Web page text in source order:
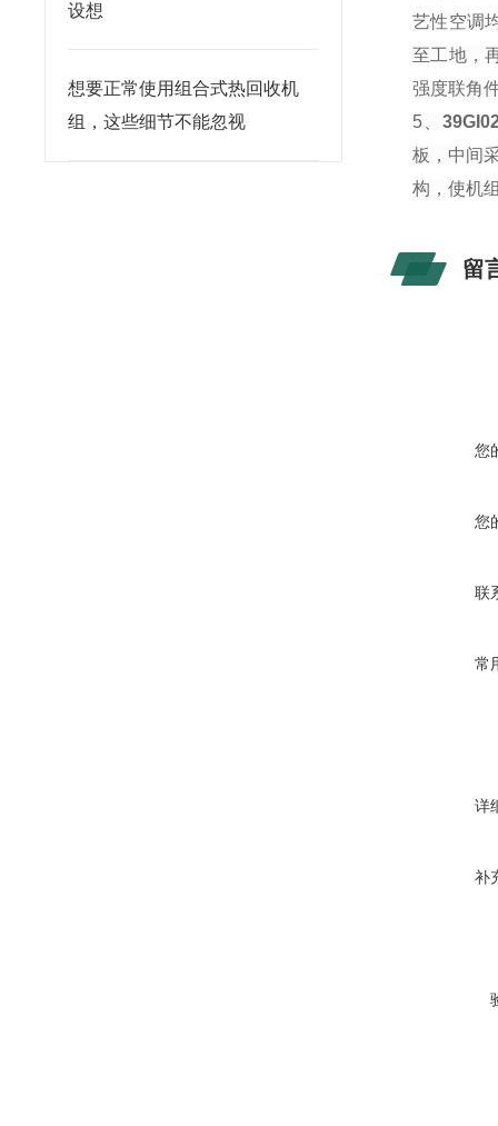
设想
想要正常使用组合式热回收机
组，这些细节不能忽视
艺性空调
至工地，
强度联角
5、
板，中间
构，使机
留
您
您
联
常
详
补